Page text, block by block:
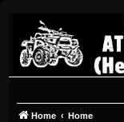
Home Home